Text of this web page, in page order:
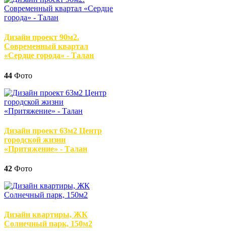
Дизайн проект 90м2.
Современный квартал
«Сердце города» - Талан
44 Фото
Дизайн проект 63м2 Центр
городской жизни
«Притяжение» - Талан
42 Фото
Дизайн квартиры, ЖК
Солнечный парк, 150м2